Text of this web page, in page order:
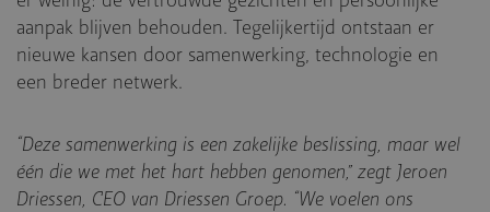
aanpak blijven behouden. Tegelijkertijd ontstaan er
nieuwe kansen door samenwerking, technologie en
een breder netwerk.
“Deze samenwerking is een zakelijke beslissing, maar wel
één die we met het hart hebben genomen,” zegt Jeroen
Driessen, CEO van Driessen Groep. “We voelen ons